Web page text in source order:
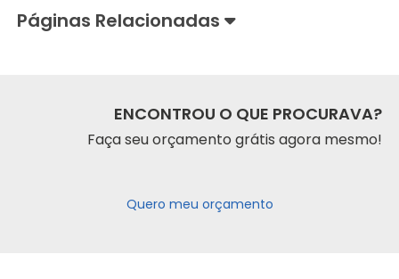
Páginas Relacionadas
ENCONTROU O QUE PROCURAVA?
Faça seu orçamento grátis agora mesmo!
Quero meu orçamento